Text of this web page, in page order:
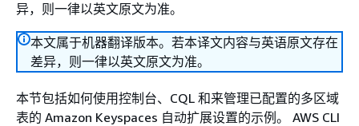
异，则一律以英文原文为准。
本文属于机器翻译版本。若本译文内容与英语原文存在
差异，则一律以英文原文为准。
本节包括如何使用控制台、CQL 和来管理已配置的多区域
表的 Amazon Keyspaces 自动扩展设置的示例。 AWS CLI